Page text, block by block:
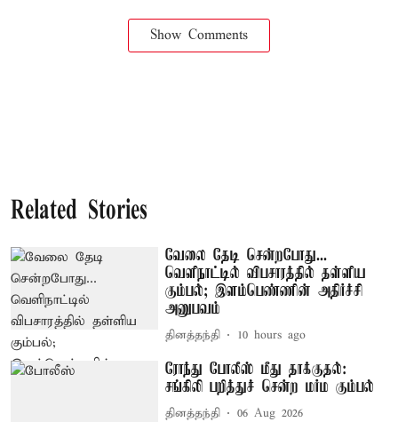
Show Comments
Related Stories
வேலை தேடி சென்றபோது...
வெளிநாட்டில் விபசாரத்தில் தள்ளிய
கும்பல்; இளம்பெண்ணின் அதிர்ச்சி
அனுபவம்
தினத்தந்தி 10 hours ago
ரோந்து போலீஸ் மீது தாக்குதல்:
சங்கிலி பறித்துச் சென்ற மர்ம கும்பல்
தினத்தந்தி 06 Aug 2026